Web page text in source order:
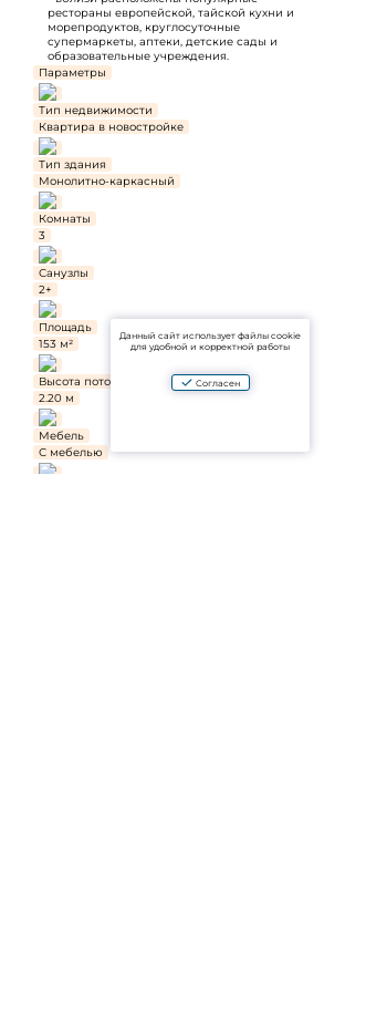
рестораны европейской, тайской кухни и
морепродуктов, круглосуточные
супермаркеты, аптеки, детские сады и
образовательные учреждения.
Параметры
Тип недвижимости
Квартира в новостройке
Тип здания
Монолитно-каркасный
Комнаты
3
Санузлы
2+
Площадь
153 м²
Высота потолков
2.20 м
Мебель
С мебелью
Данный сайт использует файлы cookie
для удобной и корректной работы
Согласен